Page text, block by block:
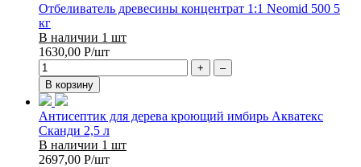
Отбеливатель древесины концентрат 1:1 Neomid 500 5
кг
В наличии 1 шт
1630,00 Р/шт
+
–
В корзину
Антисептик для дерева кроющий имбирь Акватекс
Сканди 2,5 л
В наличии 1 шт
2697,00 Р/шт